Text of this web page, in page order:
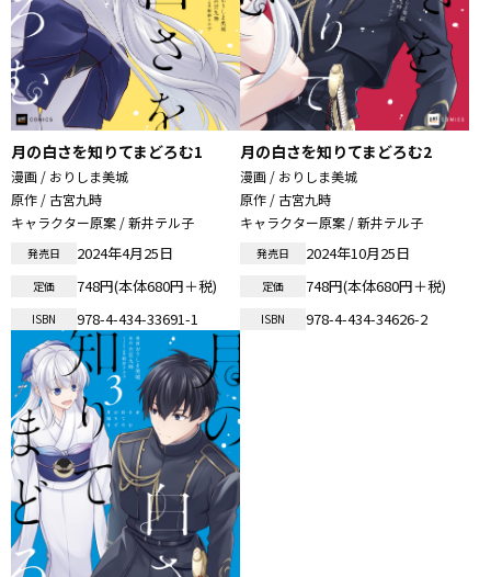
月の白さを知りてまどろむ1
漫画 / おりしま美城
原作 / 古宮九時
キャラクター原案 / 新井テル子
発売日 2024年4月25日
定価 748円(本体680円＋税)
ISBN 978-4-434-33691-1
月の白さを知りてまどろむ2
漫画 / おりしま美城
原作 / 古宮九時
キャラクター原案 / 新井テル子
発売日 2024年10月25日
定価 748円(本体680円＋税)
ISBN 978-4-434-34626-2